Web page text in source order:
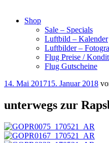
Shop
Sale – Specials
Luftbild – Kalender
Luftbilder –
Flug Preise /
Flug Gutscheine
14. Mai 201715. Januar 2018
unterwegs zur